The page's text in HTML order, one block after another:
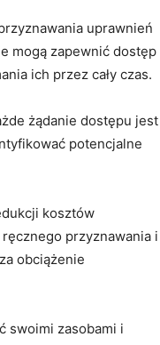
uprawnień
mogą zapewnić dostęp
ich przez⁢ cały czas.
żądanie dostępu jest
potencjalne
kosztów
przyznawania i
‌obciążenie
swoimi zasobami i